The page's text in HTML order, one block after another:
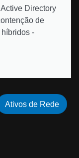
Directory
de
-
Ativos de Rede